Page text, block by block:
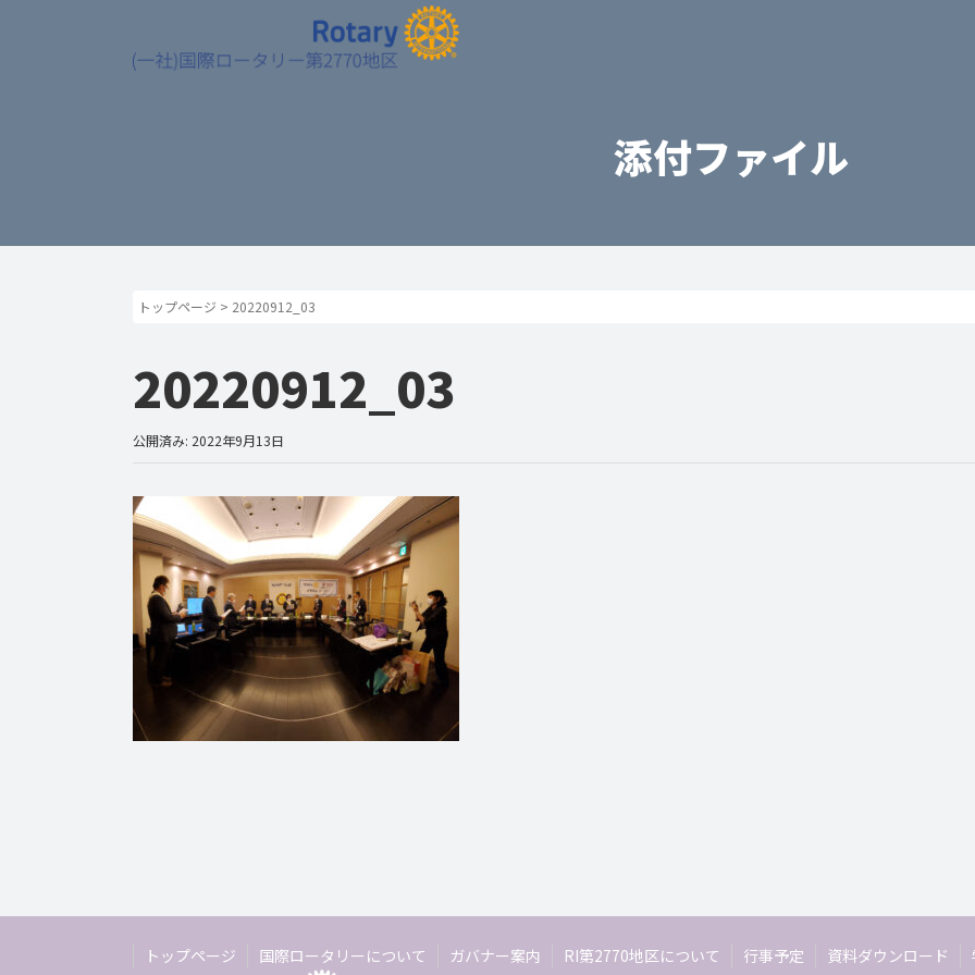
添付ファイル
トップページ > 20220912_03
20220912_03
公開済み: 2022年9月13日
トップページ 国際ロータリーについて ガバナー案内 RI第2770地区について 行事予定 資料ダウンロード